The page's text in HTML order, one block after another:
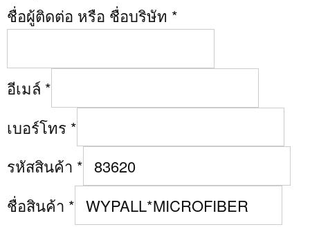
ชื่อผู้ติดต่อ หรือ ชื่อบริษัท *
อีเมล์ *
เบอร์โทร *
รหัสสินค้า *
ชื่อสินค้า *